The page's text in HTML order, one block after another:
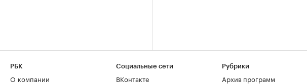
РБК
О компании
Социальные сети
ВКонтакте
Рубрики
Архив программ